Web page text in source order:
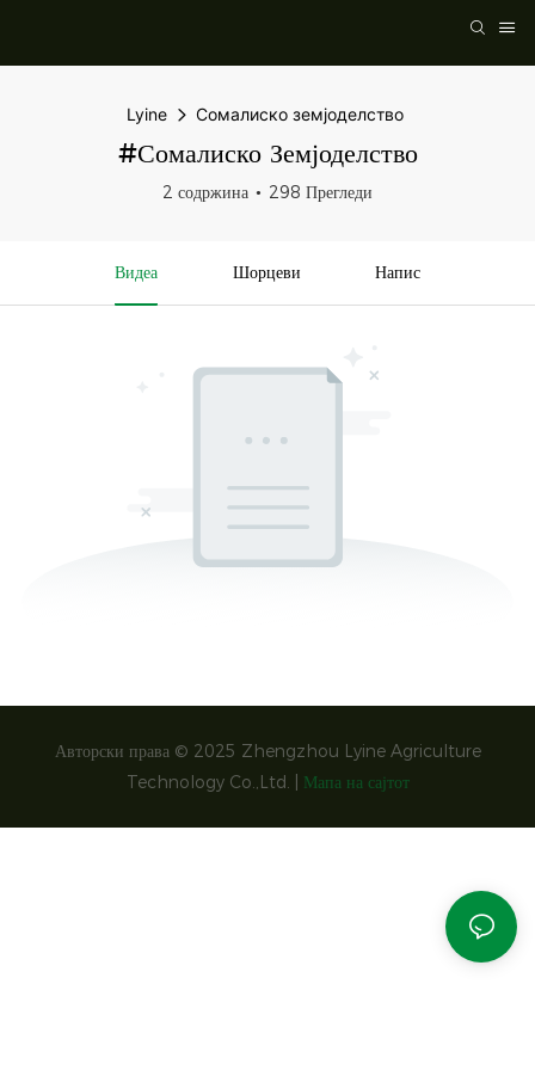
Lyine Сомалиско земјоделство
#Сомалиско Земјоделство
2 содржина 298 Прегледи
Видеа Шорцеви Напис
Авторски права © 2025 Zhengzhou Lyine Agriculture
Technology Co.,Ltd. |
Мапа на сајтот